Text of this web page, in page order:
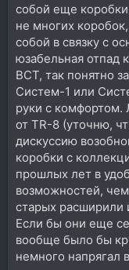
собой еще
не многих
собой в связку с
юзабельная отпад
ВСТ, так понятно
Систем-1 или
руки с комфортом.
от TR-8 (уточню,
дискуссию
коробки с
прошлых лет в
возможностей,
старых расширили
Если бы они еще
вообще было бы
немного напрягал